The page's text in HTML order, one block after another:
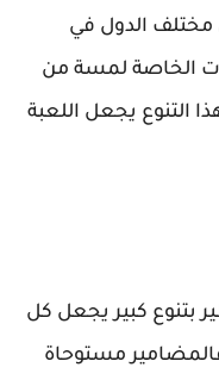
مختلف الدول في
الخاصة لمسة من
التنوع يجعل اللعبة
أسفلت 9: أساطير بتنوع كبير يجعل كل
مستوحاة